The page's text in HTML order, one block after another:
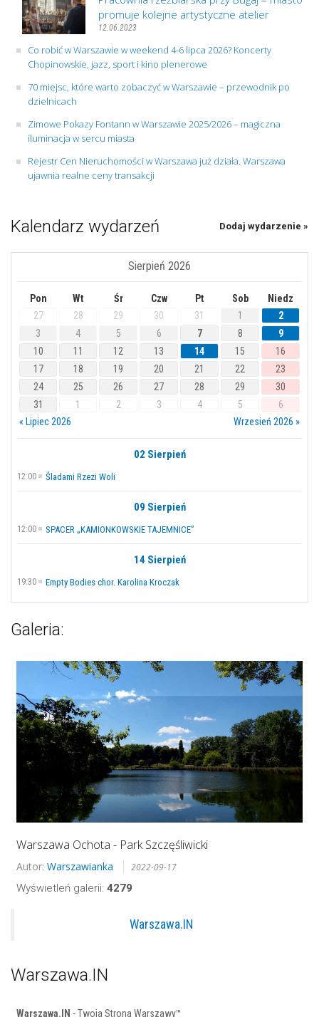
promuje kolejne artystyczne atelier
12.06.2023
Co robić w Warszawie w weekend 4-6 lipca 2026? Koncerty
Chopinowskie, jazz, sport i kino plenerowe
70 miejsc, które warto zobaczyć w Warszawie – przewodnik po
dzielnicach
Zimowe Pokazy Fontann w Warszawie 2025/2026 – magiczna
iluminacja w sercu miasta
Rejestr Cen Nieruchomości w Warszawa już działa. Warszawa
ujawnia realne ceny transakcji
Kalendarz wydarzeń Dodaj wydarzenie »
Sierpień 2026
Pon Wt Śr Czw Pt Sob
Niedz
27
28 29 30 31 1
2
3
4 5 6 7 8
9
10
11 12 13 14 15
16
17
18 19 20 21 22
23
24
25 26 27 28 29
30
31
1 2 3 4 5
6
« Lipiec 2026
Wrzesień 2026 »
02 Sierpień
12:00 Śladami Rzezi Woli
09 Sierpień
12:00 SPACER „KAMIONKOWSKIE TAJEMNICE”
14 Sierpień
19:30 Empty Bodies chor. Karolina Kroczak
Galeria:
Warszawa Ochota - Park Szczęśliwicki
Autor: Warszawianka 2022-09-17
Wyświetleń galerii: 4279
Warszawa.IN
Warszawa.IN
Warszawa.IN - Twoja Strona Warszawy™